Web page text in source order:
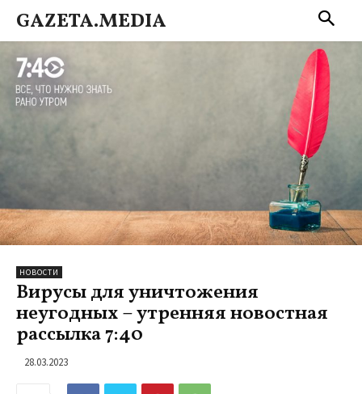
GAZETA.MEDIA
НОВОСТИ
Вирусы для уничтожения
неугодных – утренняя новостная
рассылка 7:40
28.03.2023